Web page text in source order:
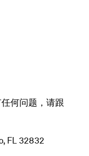
何问题，请跟
FL 32832